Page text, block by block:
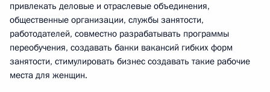
привлекать деловые и отраслевые объединения,
общественные организации, службы занятости,
работодателей, совместно разрабатывать программы
переобучения, создавать банки вакансий гибких форм
занятости, стимулировать бизнес создавать такие рабочие
места для женщин.